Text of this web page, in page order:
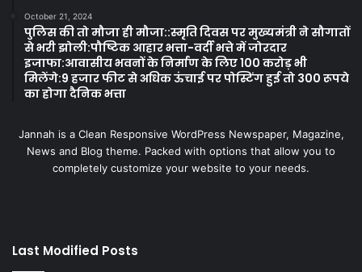
October 21, 2024
पुलिस की तो मौजा ही मौजा::स्मृति दिवस पर मुख्यमंत्री ने सौगातों
से भरी झोली:पौष्टिक आहार भत्ता-वर्दी भत्ते में जोरदार
इजाफा:आवासीय भवनों के निर्माण के लिए 100 करोड़ भी
मिलेंगे:9 हजार फीट से अधिक ऊंचाई पर पोस्टिंग हुई तो 300 रूपये
का होगा दैनिक भत्ता
Jannah is a Clean Responsive WordPress Newspaper, Magazine,
News and Blog theme. Packed with options that allow you to
completely customize your website to your needs.
Last Modified Posts